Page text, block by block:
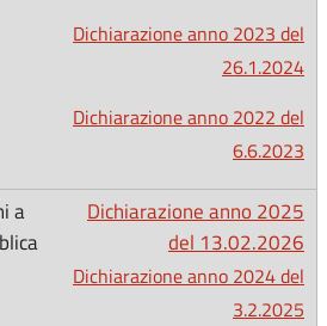
Dichiarazione anno 2023 del
26.1.2024
Dichiarazione anno 2022 del
6.6.2023
Dichiarazione anno 2025
del 13.02.2026
Dichiarazione anno 2024 del
3.2.2025